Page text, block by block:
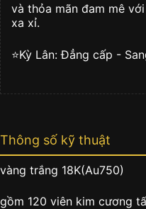
và thỏa mãn đam mê
xa xỉ.
⭐️Kỳ Lân: Đẳng cấp -
Thông số kỹ thuật
vàng trắng 18K(Au750)
gồm 120 viên kim cương